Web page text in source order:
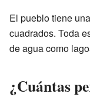
El pueblo tiene
cuadrados. Toda
de agua como
¿Cuántas